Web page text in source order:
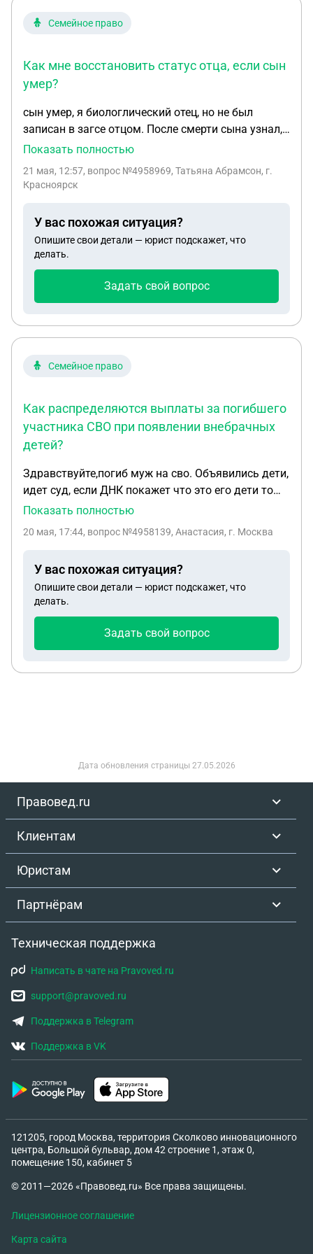
Семейное право
Как мне восстановить статус отца, если сын
умер?
сын умер, я биологлический отец, но не был
записан в загсе отцом. После смерти сына узнал,
что его мать после смерти отчима, для получения
суд как отца, подав заявление об установлении
статус отца, если сын умер? При жизни сына мы
часто общались, он дил у меня часто и с родней
моей тоже дружил. Я помогал ему с учебой.
Показать полностью
21 мая, 12:57, вопрос №4958969, Татьяна Абрамсон, г.
Красноярск
У вас похожая ситуация?
Опишите свои детали — юрист подскажет, что
делать.
Задать свой вопрос
Семейное право
Как распределяются выплаты за погибшего
участника СВО при появлении внебрачных
детей?
Здравствуйте,погиб муж на сво. Объявились дети,
идет суд, если ДНК покажет что это его дети то
как выплаты будут делить если их уже получила
что в таком случае будут делать?
Показать полностью
20 мая, 17:44, вопрос №4958139, Анастасия, г. Москва
У вас похожая ситуация?
Опишите свои детали — юрист подскажет, что
делать.
Задать свой вопрос
Дата обновления страницы 27.05.2026
Правовед.ru
Клиентам
Юристам
Партнёрам
Техническая поддержка
Написать в чате на Pravoved.ru
support@pravoved.ru
Поддержка в Telegram
Поддержка в VK
121205, город Москва, территория Сколково инновационного
центра, Большой бульвар, дом 42 строение 1, этаж 0,
помещение 150, кабинет 5
© 2011—2026 «Правовед.ru» Все права защищены.
Лицензионное соглашение
Карта сайта